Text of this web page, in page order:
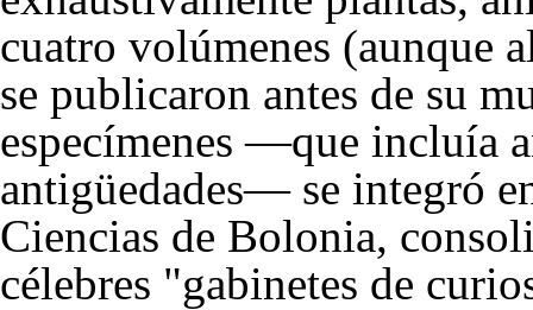
cuatro volúmenes (aunque
se publicaron antes de su
especímenes —que incluía
antigüedades— se integró
Ciencias de Bolonia,
célebres "gabinetes de